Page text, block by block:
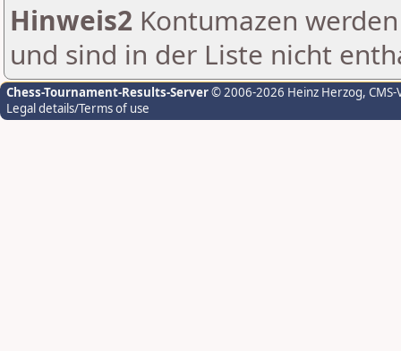
Hinweis2 Kontumazen
und sind in der Liste nicht
Chess-Tournament-Results-Server© 2006-2026 Heinz Herzog,
Legal details/Terms of use